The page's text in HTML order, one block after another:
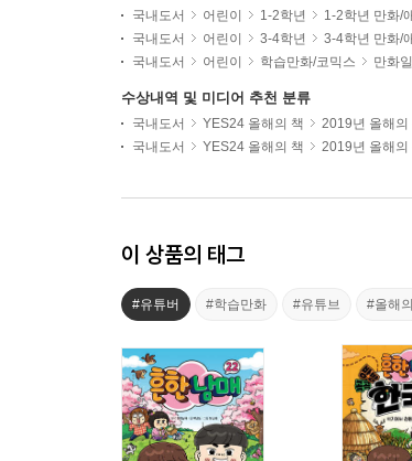
국내도서 어린이 1-2학년 1-2학년 만화/
국내도서
어린이 3-4학년 3-4학년 만화/
국내도서
어린이 학습만화/코믹스 만화
수상내역 및 미디어 추천 분류
국내도서 YES24 올해의 책
2019년 올해의
국내도서
YES24 올해의 책 2019년 올해의
이 상품의 태그
#유튜버 #학습만화 #유튜브 #올해